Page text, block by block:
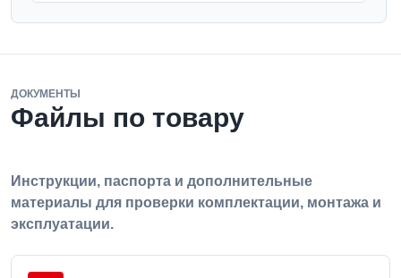
ДОКУМЕНТЫ
Файлы по товару
Инструкции, паспорта и дополнительные
материалы для проверки комплектации, монтажа и
эксплуатации.